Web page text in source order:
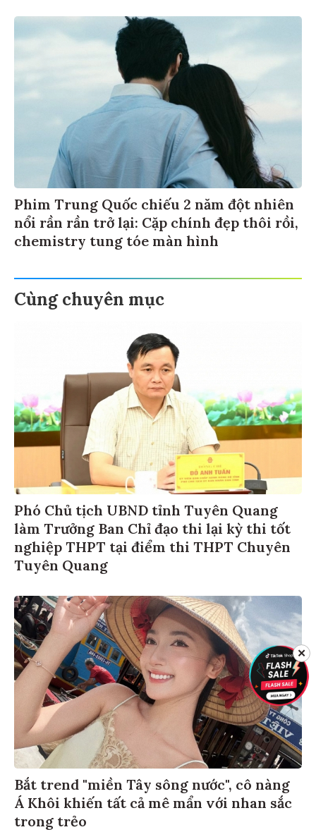
Phim Trung Quốc chiếu 2 năm đột nhiên
nổi rần rần trở lại: Cặp chính đẹp thôi rồi,
chemistry tung tóe màn hình
Cùng chuyên mục
Phó Chủ tịch UBND tỉnh Tuyên Quang
làm Trưởng Ban Chỉ đạo thi lại kỳ thi tốt
nghiệp THPT tại điểm thi THPT Chuyên
Tuyên Quang
Bắt trend "miền Tây sông nước", cô nàng
Á Khôi khiến tất cả mê mẩn với nhan sắc
trong trẻo
✕